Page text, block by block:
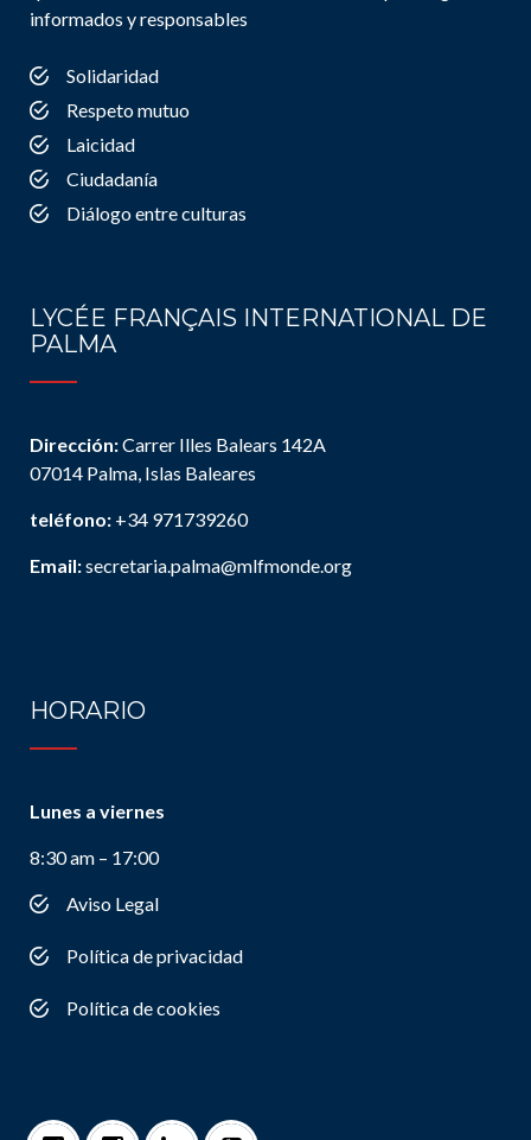
informados y responsables
Solidaridad
Respeto mutuo
Laicidad
Ciudadanía
Diálogo entre culturas
LYCÉE FRANÇAIS INTERNATIONAL DE
PALMA
Dirección:Carrer Illes Balears 142A
07014 Palma, Islas Baleares
teléfono: +34 971739260
Email:secretaria.palma@mlfmonde.org
HORARIO
Lunes a viernes
8:30 am – 17:00
Aviso Legal
Política de privacidad
Política de cookies